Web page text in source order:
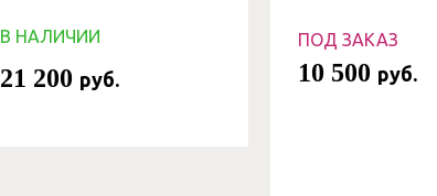
В НАЛИЧИИ
21 200 руб.
ПОД ЗАКАЗ
10 500 руб.